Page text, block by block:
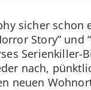
sicher
Story”
Serienkiller-
nach,
neuen